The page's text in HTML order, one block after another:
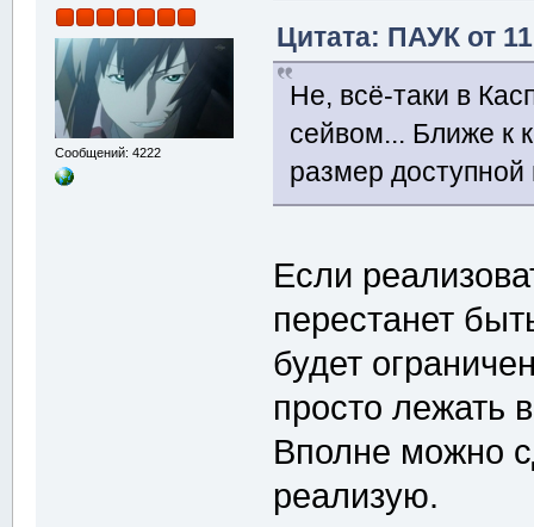
Сообщений: 4222
Цитата: ПАУК от
Не, всё-таки в
сейвом... Ближе к
размер доступной
Если
перестанет
будет
просто лежать
Вполне можно
реализую.